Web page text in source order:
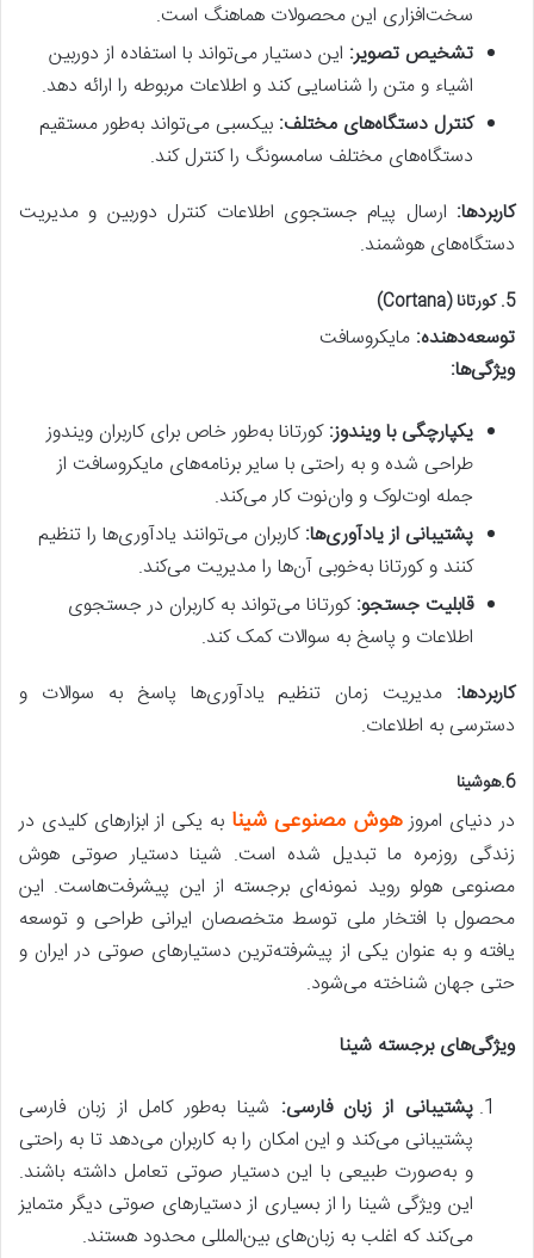
سخت‌افزاری این محصولات هماهنگ است.
تشخیص تصویر: این دستیار می‌تواند با استفاده از دوربین
اشیاء و متن را شناسایی کند و اطلاعات مربوطه را ارائه دهد.
کنترل دستگاه‌های مختلف: بیکسبی می‌تواند به‌طور مستقیم
دستگاه‌های مختلف سامسونگ را کنترل کند.
کاربردها: ارسال پیام جستجوی اطلاعات کنترل دوربین و مدیریت
دستگاه‌های هوشمند.
5. کورتانا (Cortana)
توسعه‌دهنده: مایکروسافت
ویژگی‌ها:
یکپارچگی با ویندوز:کورتانا به‌طور خاص برای کاربران ویندوز
طراحی شده و به راحتی با سایر برنامه‌های مایکروسافت از
جمله اوت‌لوک و وان‌نوت کار می‌کند.
پشتیبانی از یادآوری‌ها:کاربران می‌توانند یادآوری‌ها را تنظیم
کنند و کورتانا به‌خوبی آن‌ها را مدیریت می‌کند.
قابلیت جستجو:کورتانا می‌تواند به کاربران در جستجوی
اطلاعات و پاسخ به سوالات کمک کند.
کاربردها: مدیریت زمان تنظیم یادآوری‌ها پاسخ به سوالات و
دسترسی به اطلاعات.
6.هوشینا
در دنیای امروزهوش مصنوعی شینا به یکی از ابزارهای کلیدی در
زندگی روزمره ما تبدیل شده است. شینا دستیار صوتی هوش
مصنوعی هولو روید نمونه‌ای برجسته از این پیشرفت‌هاست. این
محصول با افتخار ملی توسط متخصصان ایرانی طراحی و توسعه
یافته و به عنوان یکی از پیشرفته‌ترین دستیارهای صوتی در ایران و
حتی جهان شناخته می‌شود.
ویژگی‌های برجسته شینا
پشتیبانی از زبان فارسی: شینا به‌طور کامل از زبان فارسی
پشتیبانی می‌کند و این امکان را به کاربران می‌دهد تا به راحتی
و به‌صورت طبیعی با این دستیار صوتی تعامل داشته باشند.
این ویژگی شینا را از بسیاری از دستیارهای صوتی دیگر متمایز
می‌کند که اغلب به زبان‌های بین‌المللی محدود هستند.